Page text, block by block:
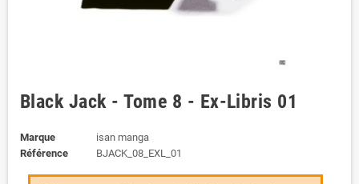
Black Jack - Tome 8 - Ex-Libris 01
Marque
isan manga
Référence
BJACK_08_EXL_01